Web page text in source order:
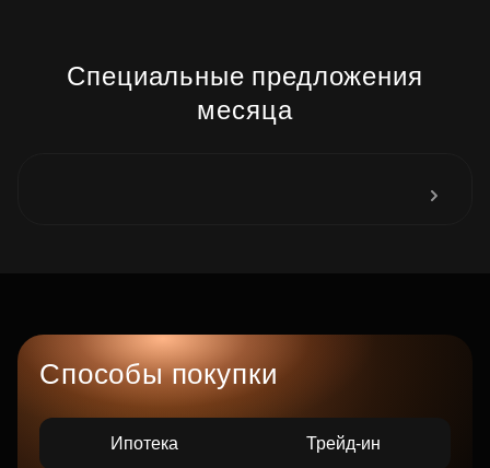
Специальные предложения
месяца
Способы покупки
Ипотека Трейд-ин